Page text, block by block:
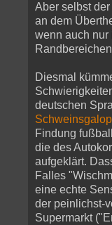
Aber selbst der
an dem
wenn auch nur
Diesmal
deutschen
Findung
die des
aufgeklärt.
Falles
eine echte
der peinlichst-
Supermarkt